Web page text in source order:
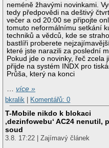
neméně žhavými novinkami.
tedy předpovědi na deštivý
večer a od 20:00 se připojte
tomuto neformálnímu setkání
techniků a vědců, kde se
bastlíři proberete
které jste narazili za poslední
Pokud jde o novinky, řeč zcela
přijde na systém INDX pro
Průša, který na konci
…více »
bkralik
Komentářů: 0
T-Mobile nikdo k blokaci
‚dezinfowebu‘ AC24 nenutil,
soud
3.8. 17:22 | Zajímavý článek